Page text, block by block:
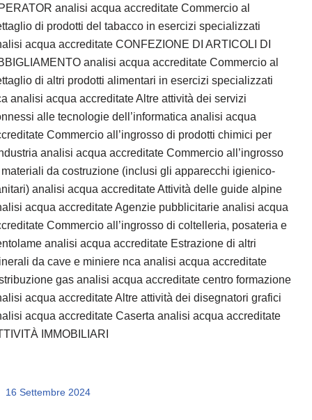
analisi acqua accreditate Commercio al
di prodotti del tabacco in esercizi specializzati
acqua accreditate CONFEZIONE DI ARTICOLI DI
analisi acqua accreditate Commercio al
di altri prodotti alimentari in esercizi specializzati
analisi acqua accreditate Altre attività dei servizi
alle tecnologie dell’informatica analisi acqua
Commercio all’ingrosso di prodotti chimici per
analisi acqua accreditate Commercio all’ingrosso
da costruzione (inclusi gli apparecchi igienico-
analisi acqua accreditate Attività delle guide alpine
acqua accreditate Agenzie pubblicitarie analisi acqua
Commercio all’ingrosso di coltelleria, posateria e
analisi acqua accreditate Estrazione di altri
da cave e miniere nca analisi acqua accreditate
gas analisi acqua accreditate centro formazione
acqua accreditate Altre attività dei disegnatori grafici
acqua accreditate Caserta analisi acqua accreditate
IMMOBILIARI
16 Settembre 2024